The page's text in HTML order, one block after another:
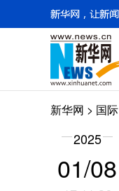
新华网 > 国际
2025
01/08